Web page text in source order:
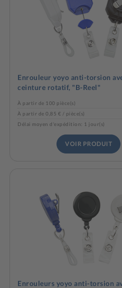
Enrouleur yoyo anti-torsion
ceinture rotatif, "B-Reel"
À partir de 100 pièce(s)
À partir de 0,85 € / pièce(s)
Délai moyen d'expédition: 1 jour(s)
VOIR PRODUIT
Enrouleurs yoyo anti-torsion